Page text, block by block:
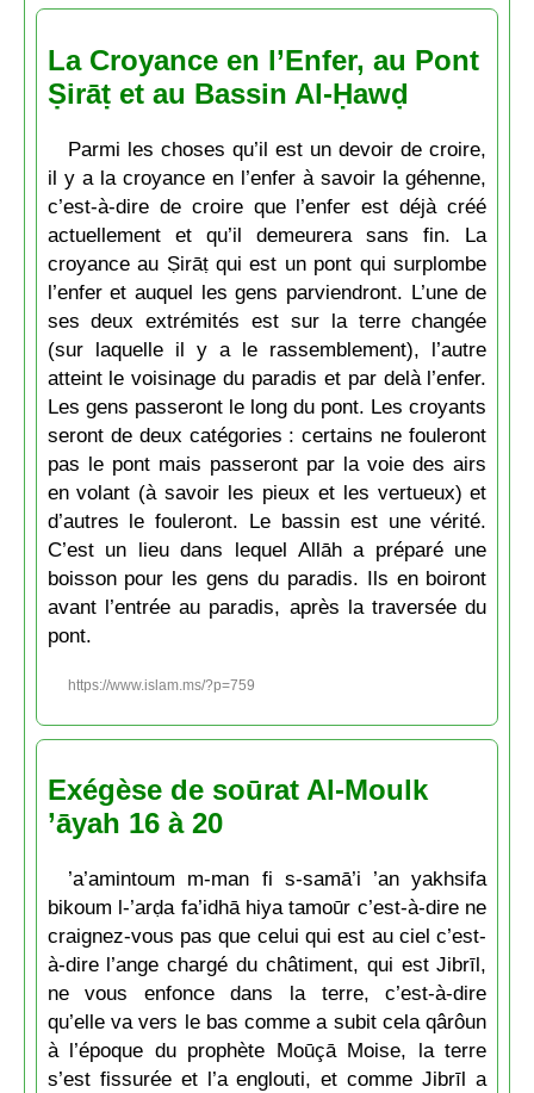
La Croyance en l’Enfer, au Pont
Ṣirāṭ et au Bassin Al-Ḥawḍ
Parmi les choses qu’il est un devoir de croire,
il y a la croyance en l’enfer à savoir la géhenne,
c’est-à-dire de croire que l’enfer est déjà créé
actuellement et qu’il demeurera sans fin. La
croyance au Ṣirāṭ qui est un pont qui surplombe
l’enfer et auquel les gens parviendront. L’une de
ses deux extrémités est sur la terre changée
(sur laquelle il y a le rassemblement), l’autre
atteint le voisinage du paradis et par delà l’enfer.
Les gens passeront le long du pont. Les croyants
seront de deux catégories : certains ne fouleront
pas le pont mais passeront par la voie des airs
en volant (à savoir les pieux et les vertueux) et
d’autres le fouleront. Le bassin est une vérité.
C’est un lieu dans lequel Allāh a préparé une
boisson pour les gens du paradis. Ils en boiront
avant l’entrée au paradis, après la traversée du
pont.
https://www.islam.ms/?p=759
Exégèse de soūrat Al-Moulk
’āyah 16 à 20
’a’amintoum m-man fi s-samā’i ’an yakhsifa
bikoum l-’arḍa fa’idhā hiya tamoūr c’est-à-dire ne
craignez-vous pas que celui qui est au ciel c’est-
à-dire l’ange chargé du châtiment, qui est Jibrīl,
ne vous enfonce dans la terre, c’est-à-dire
qu’elle va vers le bas comme a subit cela qârôun
à l’époque du prophète Moūçā Moise, la terre
s’est fissurée et l’a englouti, et comme Jibrīl a